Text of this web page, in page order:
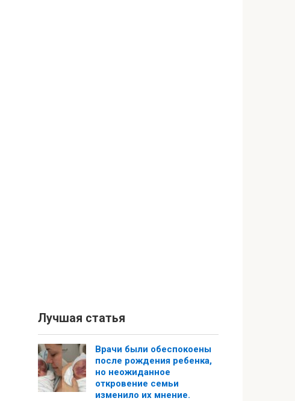
Лучшая статья
Врачи были обеспокоены
после рождения ребенка,
но неожиданное
откровение семьи
изменило их мнение.